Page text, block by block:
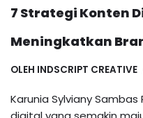
7 Strategi Konten
Meningkatkan
OLEH INDSCRIPT CREATIVE
Karunia Sylviany